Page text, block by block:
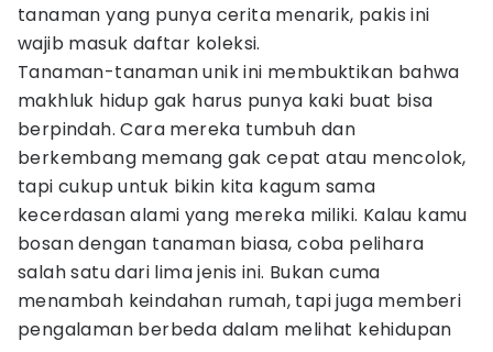
tanaman yang punya cerita menarik, pakis ini
wajib masuk daftar koleksi.
Tanaman-tanaman unik ini membuktikan bahwa
makhluk hidup gak harus punya kaki buat bisa
berpindah. Cara mereka tumbuh dan
berkembang memang gak cepat atau mencolok,
tapi cukup untuk bikin kita kagum sama
kecerdasan alami yang mereka miliki. Kalau kamu
bosan dengan tanaman biasa, coba pelihara
salah satu dari lima jenis ini. Bukan cuma
menambah keindahan rumah, tapi juga memberi
pengalaman berbeda dalam melihat kehidupan